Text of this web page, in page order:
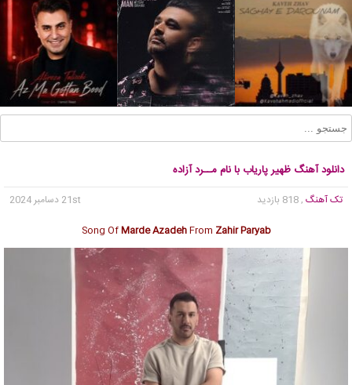
دانلود آهنگ ظهیر پاریاب با نام مــرد آزاده
تک آهنگ , 818 بازدید
21st دسامبر 2024
Song OfMarde AzadehFrom Zahir Paryab